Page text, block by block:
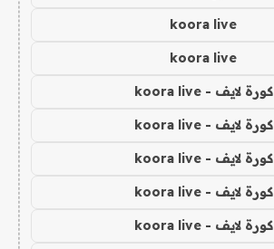
koora live
koora live
كورة لايف - koora live
كورة لايف - koora live
كورة لايف - koora live
كورة لايف - koora live
كورة لايف - koora live